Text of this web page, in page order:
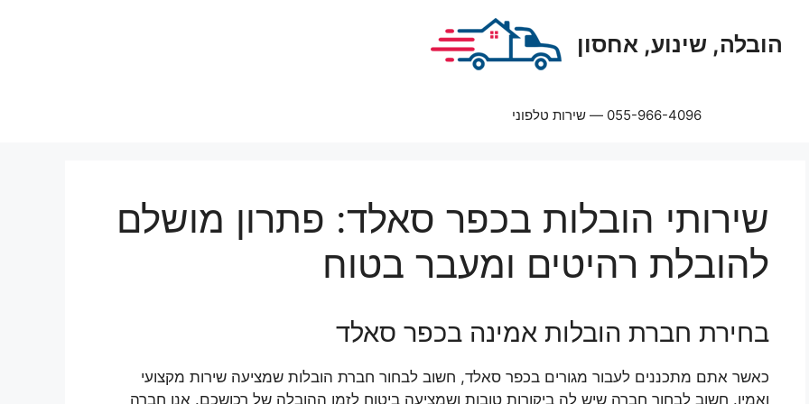
הובלה, שינוע, אחסון
055-966-4096 — שירות טלפוני
שירותי הובלות בכפר סאלד: פתרון מושלם
להובלת רהיטים ומעבר בטוח
בחירת חברת הובלות אמינה בכפר סאלד
כאשר אתם מתכננים לעבור מגורים בכפר סאלד, חשוב לבחור חברת הובלות שמציעה שירות מקצועי
ואמין. חשוב לבחור חברה שיש לה ביקורות טובות ושמציעה ביטוח לזמן ההובלה של רכושכם. אנו חברה